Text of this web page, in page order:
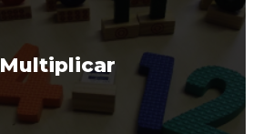
Multiplicar